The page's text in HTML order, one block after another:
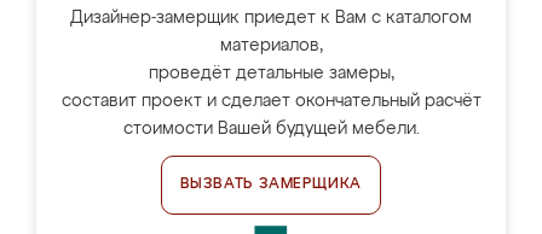
Дизайнер-замерщик приедет к Вам с каталогом
материалов,
проведёт детальные замеры,
составит проект и сделает окончательный расчёт
стоимости Вашей будущей мебели.
ВЫЗВАТЬ ЗАМЕРЩИКА